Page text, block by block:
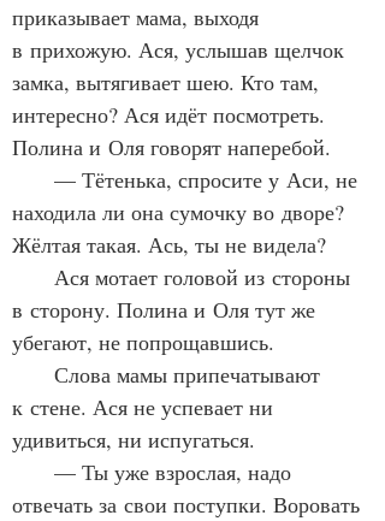
приказывает мама, выходя
в прихожую. Ася, услышав щелчок
замка, вытягивает шею. Кто там,
интересно? Ася идёт посмотреть.
Полина и Оля говорят наперебой.
— Тётенька, спросите у Аси, не
находила ли она сумочку во дворе?
Жёлтая такая. Ась, ты не видела?
Ася мотает головой из стороны
в сторону. Полина и Оля тут же
убегают, не попрощавшись.
Слова мамы припечатывают
к стене. Ася не успевает ни
удивиться, ни испугаться.
— Ты уже взрослая, надо
отвечать за свои поступки. Воровать